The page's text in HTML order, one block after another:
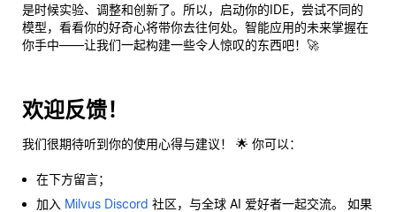
是时候实验、调整和创新了。所以，启动你的IDE，尝试不同的
模型，看看你的好奇心将带你去往何处。智能应用的未来掌握在
你手中——让我们一起构建一些令人惊叹的东西吧！🚀
欢迎反馈！
我们很期待听到你的使用心得与建议！ 🌟 你可以：
在下方留言；
加入 Milvus Discord 社区，与全球 AI 爱好者一起交流。 如果